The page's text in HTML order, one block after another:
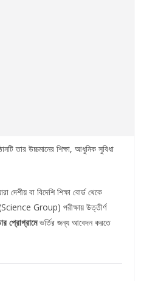
তার উচ্চমানের শিক্ষা, আধুনিক সুবিধা
দেশীয় বা বিদেশি শিক্ষা বোর্ড থেকে
Group) পরীক্ষায় উত্তীর্ণ
প্রোগ্রামেভর্তির জন্য আবেদন করতে